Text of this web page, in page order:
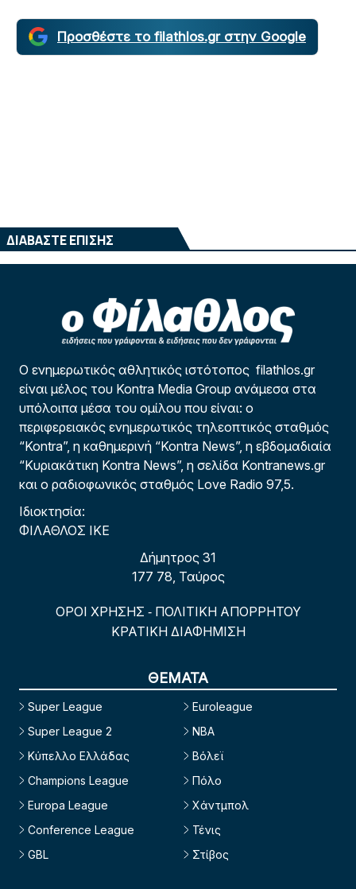
Προσθέστε το filathlos.gr στην Google
ΔΙΑΒΑΣΤΕ ΕΠΙΣΗΣ
Ο ενημερωτικός αθλητικός ιστότοπος filathlos.gr
είναι μέλος του Kontra Media Group ανάμεσα στα
υπόλοιπα μέσα του ομίλου που είναι: ο
περιφερειακός ενημερωτικός τηλεοπτικός σταθμός
“Kontra”, η καθημερινή “Kontra News”, η εβδομαδιαία
“Κυριακάτικη Kontra News”, η σελίδα Kontranews.gr
και ο ραδιοφωνικός σταθμός Love Radio 97,5.
Ιδιοκτησία:
ΦΙΛΑΘΛΟΣ ΙΚΕ
Δήμητρος 31
177 78, Ταύρος
ΟΡΟΙ ΧΡΗΣΗΣ - ΠΟΛΙΤΙΚΗ ΑΠΟΡΡΗΤΟΥ
ΚΡΑΤΙΚΗ ΔΙΑΦΗΜΙΣΗ
ΘΕΜΑΤΑ
Super League
Super League 2
Κύπελλο Ελλάδας
Champions League
Europa League
Conference League
GBL
Euroleague
NBA
Βόλεϊ
Πόλο
Χάντμπολ
Τένις
Στίβος